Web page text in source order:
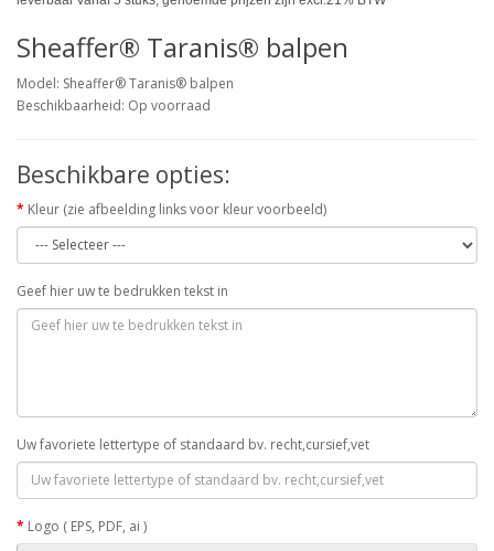
Sheaffer® Taranis® balpen
Model: Sheaffer® Taranis® balpen
Beschikbaarheid: Op voorraad
Beschikbare opties:
Kleur (zie afbeelding links voor kleur voorbeeld)
Geef hier uw te bedrukken tekst in
Uw favoriete lettertype of standaard bv. recht,cursief,vet
Logo ( EPS, PDF, ai )